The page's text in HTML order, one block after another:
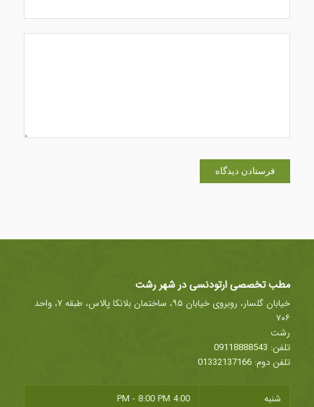
مطب تخصصی ارتودنسی در شهر رشت
خیابان گلسار، روبروی خیابان ۹۵، ساختمان بلانکا پالاس، طبقه ۷، واحد
۷۰۶
رشت
تلفن: 09118888543
تلفن دوم: 01332137166
شنبه 4:00 PM - 8:00 PM